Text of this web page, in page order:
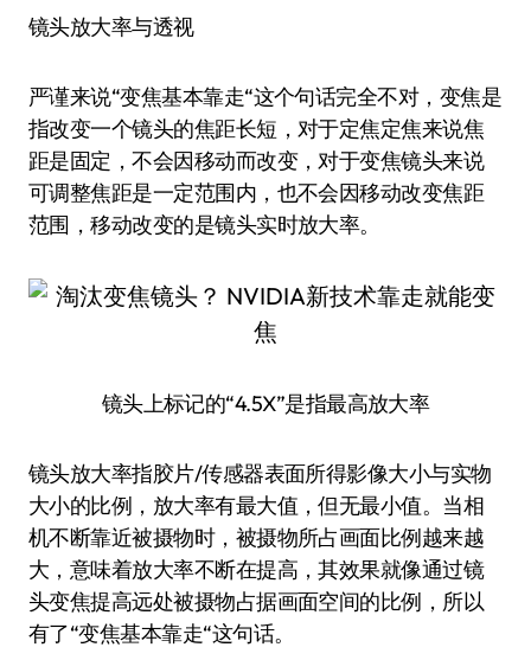
镜头放大率与透视
严谨来说“变焦基本靠走“这个句话完全不对，变焦是
指改变一个镜头的焦距长短，对于定焦定焦来说焦
距是固定，不会因移动而改变，对于变焦镜头来说
可调整焦距是一定范围内，也不会因移动改变焦距
范围，移动改变的是镜头实时放大率。
镜头上标记的“4.5X”是指最高放大率
镜头放大率指胶片/传感器表面所得影像大小与实物
大小的比例，放大率有最大值，但无最小值。当相
机不断靠近被摄物时，被摄物所占画面比例越来越
大，意味着放大率不断在提高，其效果就像通过镜
头变焦提高远处被摄物占据画面空间的比例，所以
有了“变焦基本靠走“这句话。